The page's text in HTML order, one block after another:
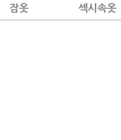
잠옷 섹시속옷